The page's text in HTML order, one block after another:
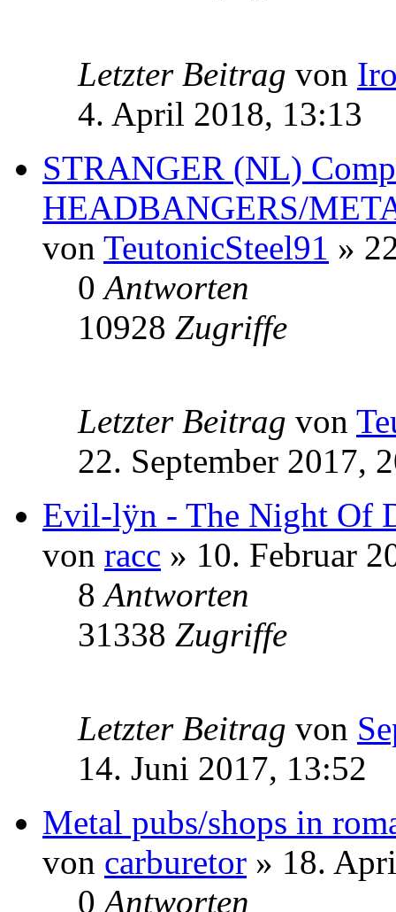
Letzter Beitrag von
4. April 2018, 13:13
STRANGER (NL)
HEADBANGERS/
von TeutonicSteel91 »
0Antworten
10928 Zugriffe
Letzter Beitrag von
22. September 2017,
Evil-lÿn - The Night Of
von racc » 10. Februar
8Antworten
31338 Zugriffe
Letzter Beitrag von
14. Juni 2017, 13:52
Metal pubs/shops in
von carburetor » 18.
0Antworten